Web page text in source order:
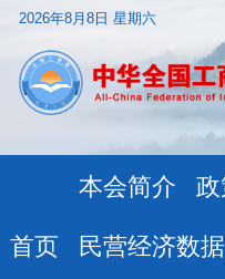
2026年8月8日 星期六
首页
本会简介
民营经济数据